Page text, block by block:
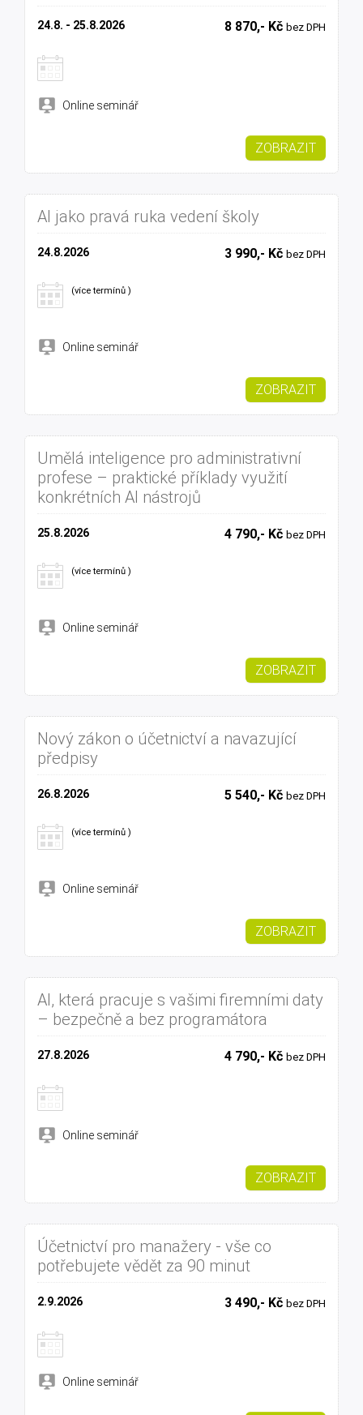
8 870,- Kč bez DPH
24.8. - 25.8.2026
Online seminář
ZOBRAZIT
AI jako pravá ruka vedení školy
3 990,- Kč bez DPH
24.8.2026
(více termínů )
Online seminář
ZOBRAZIT
Umělá inteligence pro administrativní
profese – praktické příklady využití
konkrétních AI nástrojů
4 790,- Kč bez DPH
25.8.2026
(více termínů )
Online seminář
ZOBRAZIT
Nový zákon o účetnictví a navazující
předpisy
5 540,- Kč bez DPH
26.8.2026
(více termínů )
Online seminář
ZOBRAZIT
AI, která pracuje s vašimi firemními daty
– bezpečně a bez programátora
4 790,- Kč bez DPH
27.8.2026
Online seminář
ZOBRAZIT
Účetnictví pro manažery - vše co
potřebujete vědět za 90 minut
3 490,- Kč bez DPH
2.9.2026
Online seminář